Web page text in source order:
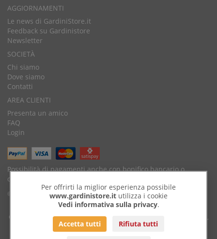
Per offrirti la miglior esperienza possibile
www.gardinistore.it utilizza i cookie
Vedi informativa sulla privacy.
Accetta tutti Rifiuta tutti
AGGIORNAMENTI
Le news di GardiniStore.it
Feedback su Gardinistore
Newsletter
SOCIETÀ
Chi siamo
Dove siamo
Contatti
AREA CLIENTI
Presenta un amico
FAQ
Login
Possibilità di pagamenti anche con bonifico bancario o
contrassegno.
© Copyright 2026 by GardiniStore.
GARDINISTORE è un marchio diGardini per arredare
s.r.l. | Via Savignano,
54 - 47043 Gatteo (FC)
+39 0541932927| Fax 0541.933800 |